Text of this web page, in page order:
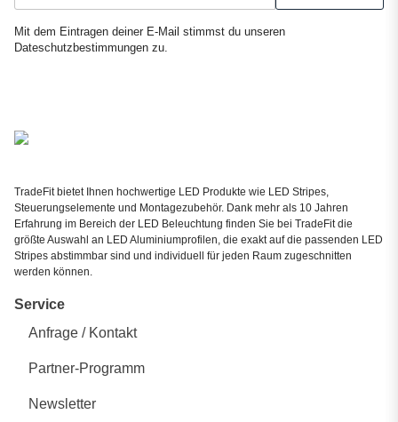
Mit dem Eintragen deiner E-Mail stimmst du unseren
Dateschutzbestimmungen zu.
TradeFit bietet Ihnen hochwertige LED Produkte wie LED Stripes,
Steuerungselemente und Montagezubehör. Dank mehr als 10 Jahren
Erfahrung im Bereich der LED Beleuchtung finden Sie bei TradeFit die
größte Auswahl an LED Aluminiumprofilen, die exakt auf die passenden LED
Stripes abstimmbar sind und individuell für jeden Raum zugeschnitten
werden können.
Service
Anfrage / Kontakt
Partner-Programm
Newsletter